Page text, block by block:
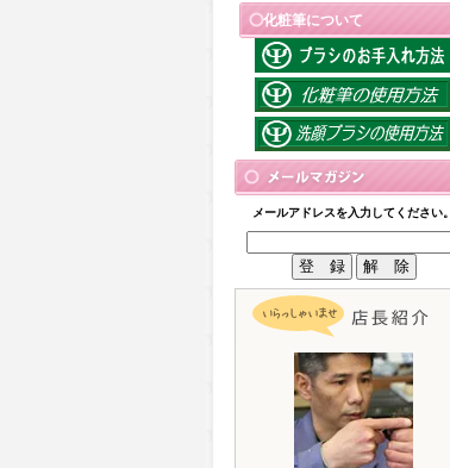
化粧筆について
メールアドレスを入力してください。